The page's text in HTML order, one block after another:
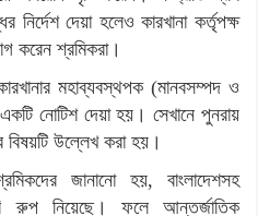
নির্দেশ দেয়া হলেও কারখানা কর্তৃপক্ষ
করেন শ্রমিকরা।
মহাব্যবস্থপক (মানবসম্পদ ও
নোটিশ দেয়া হয়। সেখানে পুনরায়
বিষয়টি উল্লেখ করা হয়।
জানানো হয়, বাংলাদেশসহ
রুপ নিয়েছে। ফলে আন্তর্জাতিক